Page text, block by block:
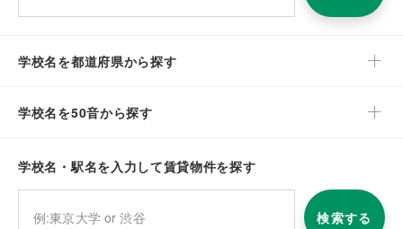
学校名を都道府県から探す
学校名を50音から探す
学校名・駅名を入力して賃貸物件を探す
検索する